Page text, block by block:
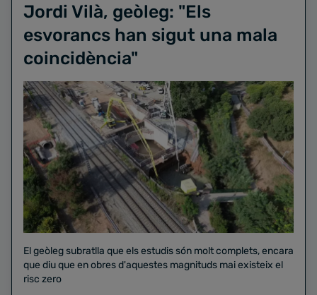
Jordi Vilà, geòleg: "Els
esvorancs han sigut una mala
coincidència"
El geòleg subratlla que els estudis són molt complets, encara
que diu que en obres d'aquestes magnituds mai existeix el
risc zero